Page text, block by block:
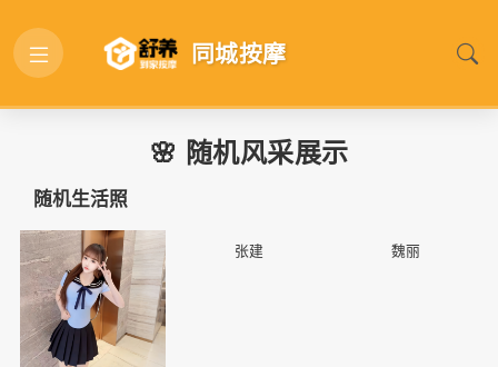
同城按摩
🌸 随机风采展示
随机生活照
📷 张建 魏丽